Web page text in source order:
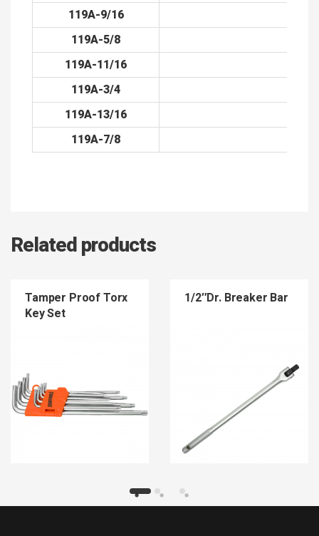
119A-9/16
119A-5/8
119A-11/16
119A-3/4
119A-13/16
119A-7/8
Related products
Tamper Proof Torx
Key Set
1/2″Dr. Breaker Bar